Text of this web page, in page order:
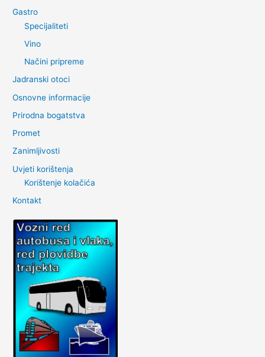
Gastro
Specijaliteti
Vino
Načini pripreme
Jadranski otoci
Osnovne informacije
Prirodna bogatstva
Promet
Zanimljivosti
Uvjeti korištenja
Korištenje kolačića
Kontakt